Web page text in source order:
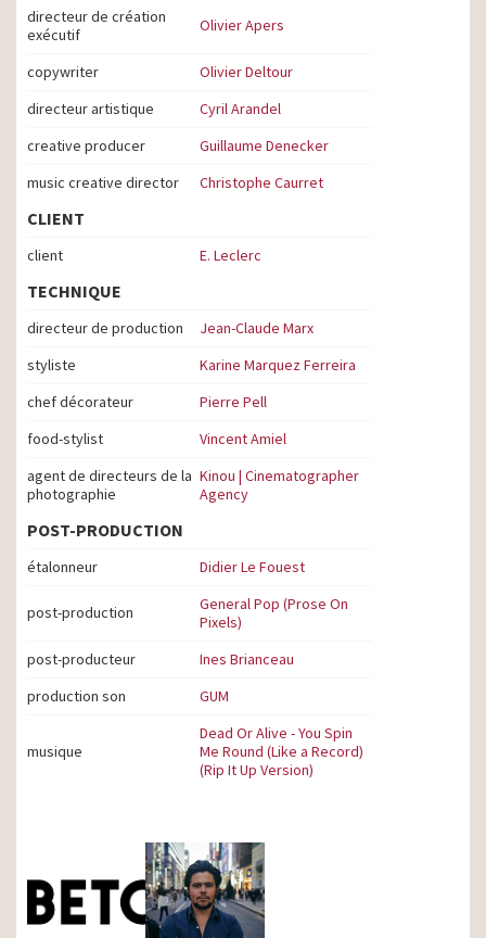
directeur de création
exécutif
Olivier Apers
copywriter
Olivier Deltour
directeur artistique
Cyril Arandel
creative producer
Guillaume Denecker
music creative director
Christophe Caurret
CLIENT
client E. Leclerc
TECHNIQUE
directeur de production
Jean-Claude Marx
styliste
Karine Marquez Ferreira
chef décorateur
Pierre Pell
food-stylist
Vincent Amiel
agent de directeurs de la
photographie
Kinou | Cinematographer
Agency
POST-PRODUCTION
étalonneur Didier Le Fouest
post-production
General Pop (Prose On
Pixels)
post-producteur
Ines Brianceau
production son
GUM
musique
Dead Or Alive - You Spin
Me Round (Like a Record)
(Rip It Up Version)